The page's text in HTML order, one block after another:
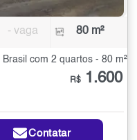
- vaga 80 m²
com 2 quartos - 80 m²
R$ 1.600
Contatar